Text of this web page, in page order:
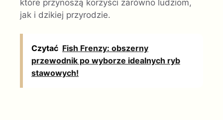
które przynoszą korzyści zarówno ludziom,
jak i dzikiej przyrodzie.
Czytać Fish Frenzy: obszerny
przewodnik po wyborze idealnych ryb
stawowych!